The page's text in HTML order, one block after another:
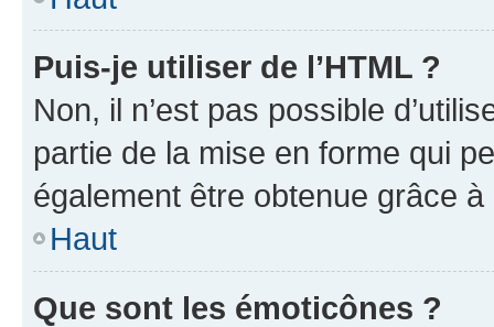
Puis-je utiliser de l’HTML ?
Non, il n’est pas possible
partie de la mise en forme qui
également être obtenue grâce à
Haut
Que sont les émoticônes ?